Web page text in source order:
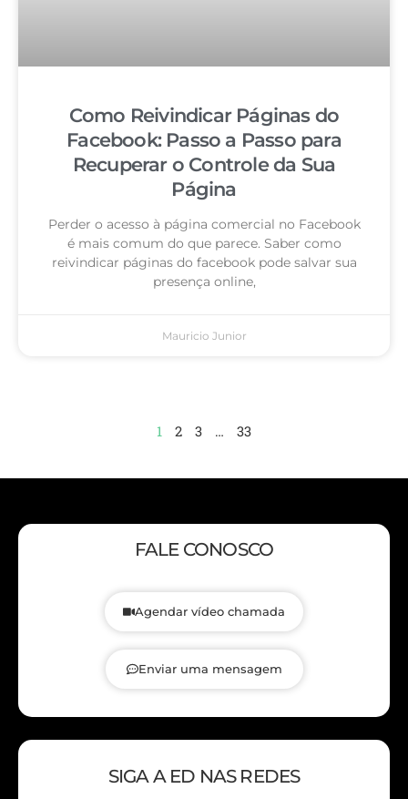
Como Reivindicar Páginas do
Facebook: Passo a Passo para
Recuperar o Controle da Sua
Página
Perder o acesso à página comercial no Facebook
é mais comum do que parece. Saber como
reivindicar páginas do facebook pode salvar sua
presença online,
Mauricio Junior
1 2 3 … 33
FALE CONOSCO
Agendar vídeo chamada
Enviar uma mensagem
SIGA A ED NAS REDES